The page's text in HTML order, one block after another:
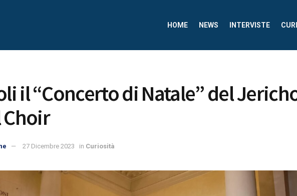
HOME NEWS INTERVISTE
il “Concerto di Natale” del
Choir
27 Dicembre 2023 in Curiosità